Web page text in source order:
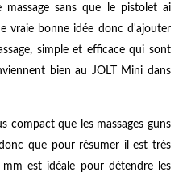
sans que le pistolet ai
vraie bonne idée donc d'ajouter
simple et efficace qui sont
bien au JOLT Mini dans
compact que les massages guns
que pour résumer il est très
est idéale pour détendre les